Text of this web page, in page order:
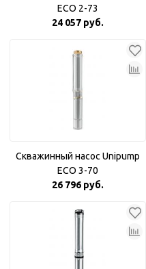
ECO 2-73
24 057 руб.
Скважинный насос Unipump
ECO 3-70
26 796 руб.